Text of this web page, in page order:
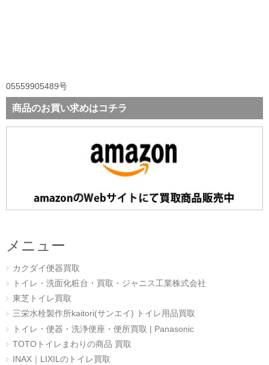
05559905489号
商品のお買い求めはコチラ
メニュー
カクダイ便器買取
トイレ・洗面化粧台・買取・ジャニス工業株式会社
東芝トイレ買取
三栄水栓製作所kaitori(サンエイ) トイレ用品買取
トイレ・便器・洗浄便座・便所買取 | Panasonic
TOTOトイレまわりの商品 買取
INAX｜LIXILのトイレ買取